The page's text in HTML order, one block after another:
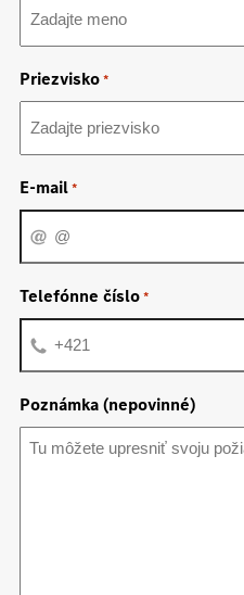
Priezvisko*
E-mail*
Telefónne číslo*
Poznámka (nepovinné)